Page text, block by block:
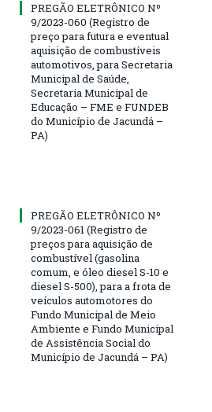
PREGÃO ELETRÔNICO Nº
9/2023-060 (Registro de
preço para futura e eventual
aquisição de combustíveis
automotivos, para Secretaria
Municipal de Saúde,
Secretaria Municipal de
Educação – FME e FUNDEB
do Município de Jacundá –
PA)
PREGÃO ELETRÔNICO Nº
9/2023-061 (Registro de
preços para aquisição de
combustível (gasolina
comum, e óleo diesel S-10 e
diesel S-500), para a frota de
veículos automotores do
Fundo Municipal de Meio
Ambiente e Fundo Municipal
de Assistência Social do
Município de Jacundá – PA)